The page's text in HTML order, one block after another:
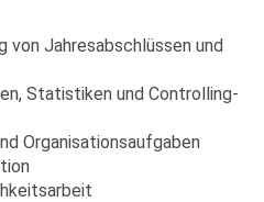
von Jahresabschlüssen und
Statistiken und Controlling-
Organisationsaufgaben